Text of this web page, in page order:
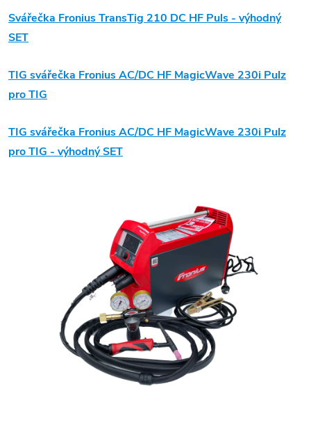
Svářečka Fronius TransTig 210 DC HFPuls-výhodný
SET
TIG svářečka FroniusAC/DC HF MagicWave 230iPulz
proTIG
TIG svářečka FroniusAC/DC HF MagicWave 230iPulz
proTIG-výhodný SET